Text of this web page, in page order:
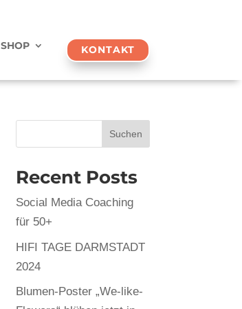
SHOP KONTAKT
Suchen
Recent Posts
Social Media Coaching
für 50+
HIFI TAGE DARMSTADT
2024
Blumen-Poster „We-like-